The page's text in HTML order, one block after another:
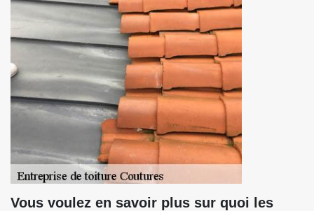
Vous voulez en savoir plus sur quoi les